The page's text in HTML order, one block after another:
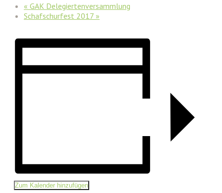
« GAK Delegiertenversammlung
Schafschurfest 2017 »
Zum Kalender hinzufügen